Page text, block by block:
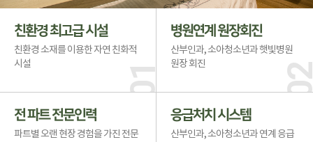
친환경 최고급 시설
친환경 소재를 이용한 자연 친화적
시설
01
병원연계 원장회진
산부인과, 소아청소년과 햇빛병원
원장 회진
전 파트 전문인력
파트별 오랜 현장 경험을 가진 전문
응급처치 시스템
산부인과, 소아청소년과 연계 응급